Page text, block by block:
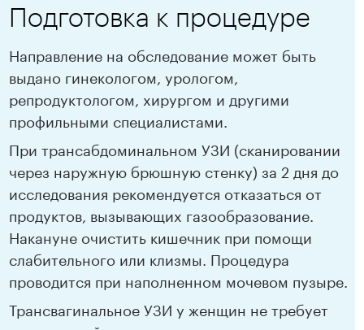
Подготовка к процедуре
Направление на обследование может быть
выдано гинекологом, урологом,
репродуктологом, хирургом и другими
профильными специалистами.
При трансабдоминальном УЗИ (сканировании
через наружную брюшную стенку) за 2 дня до
исследования рекомендуется отказаться от
продуктов, вызывающих газообразование.
Накануне очистить кишечник при помощи
слабительного или клизмы. Процедура
проводится при наполненном мочевом пузыре.
Трансвагинальное УЗИ у женщин не требует